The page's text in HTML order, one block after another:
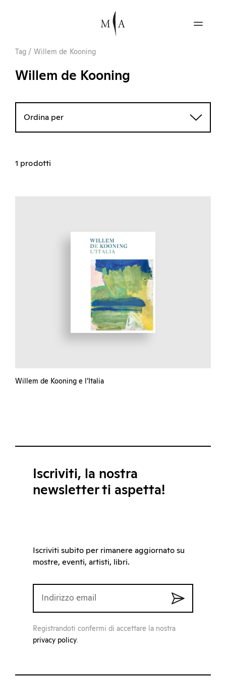
Tag / Willem de Kooning
Willem de Kooning
Ordina per
1 prodotti
Willem de Kooning e l’Italia
Iscriviti, la nostra
newsletter ti aspetta!
Iscriviti subito per rimanere aggiornato su
mostre, eventi, artisti, libri.
Registrandoti confermi di accettare la nostra
privacy policy.